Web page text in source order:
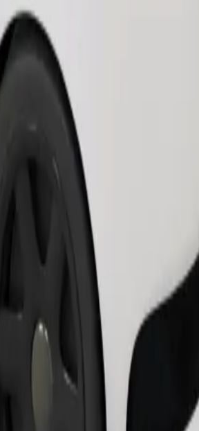
και τα καθίσματα πρέπει να